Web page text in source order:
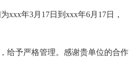
xxx年3月17日到xxx年6月17日，
给予严格管理。感谢贵单位的合作